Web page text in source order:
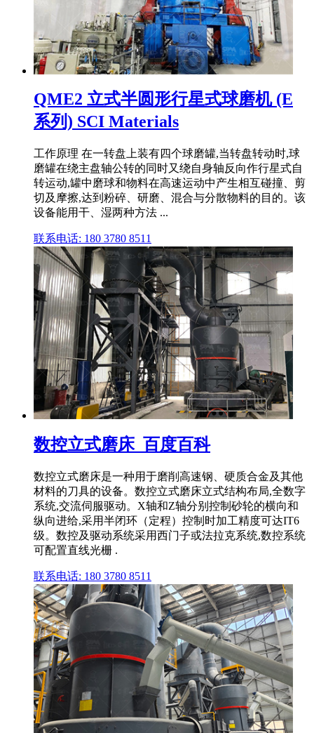
QME2 立式半圆形行星式球磨机 (E
系列) SCI Materials
工作原理 在一转盘上装有四个球磨罐,当转盘转动时,球
磨罐在绕主盘轴公转的同时又绕自身轴反向作行星式自
转运动,罐中磨球和物料在高速运动中产生相互碰撞、剪
切及摩擦,达到粉碎、研磨、混合与分散物料的目的。该
设备能用干、湿两种方法 ...
联系电话: 180 3780 8511
数控立式磨床_百度百科
数控立式磨床是一种用于磨削高速钢、硬质合金及其他
材料的刀具的设备。数控立式磨床立式结构布局,全数字
系统,交流伺服驱动。X轴和Z轴分别控制砂轮的横向和
纵向进给,采用半闭环（定程）控制时加工精度可达IT6
级。数控及驱动系统采用西门子或法拉克系统,数控系统
可配置直线光栅 .
联系电话: 180 3780 8511